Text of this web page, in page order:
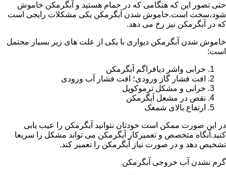
حتی تصور این که هنگامی که در حمام هستید و آبگرمکن خاموش
شود،سخت است.خاموش شدن آبگرمکن یکی مشکلات رایجی است
که در آبگرمکن نیز رخ می دهد.
خاموش شدن آبگرمکن دیواری با یکی از علت های زیر بسیار محتمل
است:
خرابی واشر دیافراگم آبگرمکن
افت فشار گاز ورودی؛ افت فشار آب ورودی
خرابی و مشکل ترموکوپل
نقص در مشعل آبگرمکن
ارتفاع بالای شمعک
در این صورت ممکن است خودتان نتوانید آبگرمکن را عیب یابی
کنید.آنگاه متخصص و تعمیرکار آبگرمکن می تواند مشکل را سریعا
تشخیص دهد و در صورت نیاز آبگرمکن را تعمیر کند.
گرم نشدن آب خروجی آبگرمکن